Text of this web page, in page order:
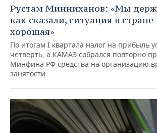
Рустам Минниханов: «Мы
как сказали, ситуация в
хорошая»
По итогам I квартала налог на прибыль
четверть, а КАМАЗ собрался повторно
Минфина РФ средства на организацию
занятости